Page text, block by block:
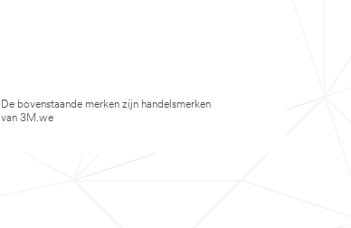
De bovenstaande merken zijn handelsmerken
van 3M.we